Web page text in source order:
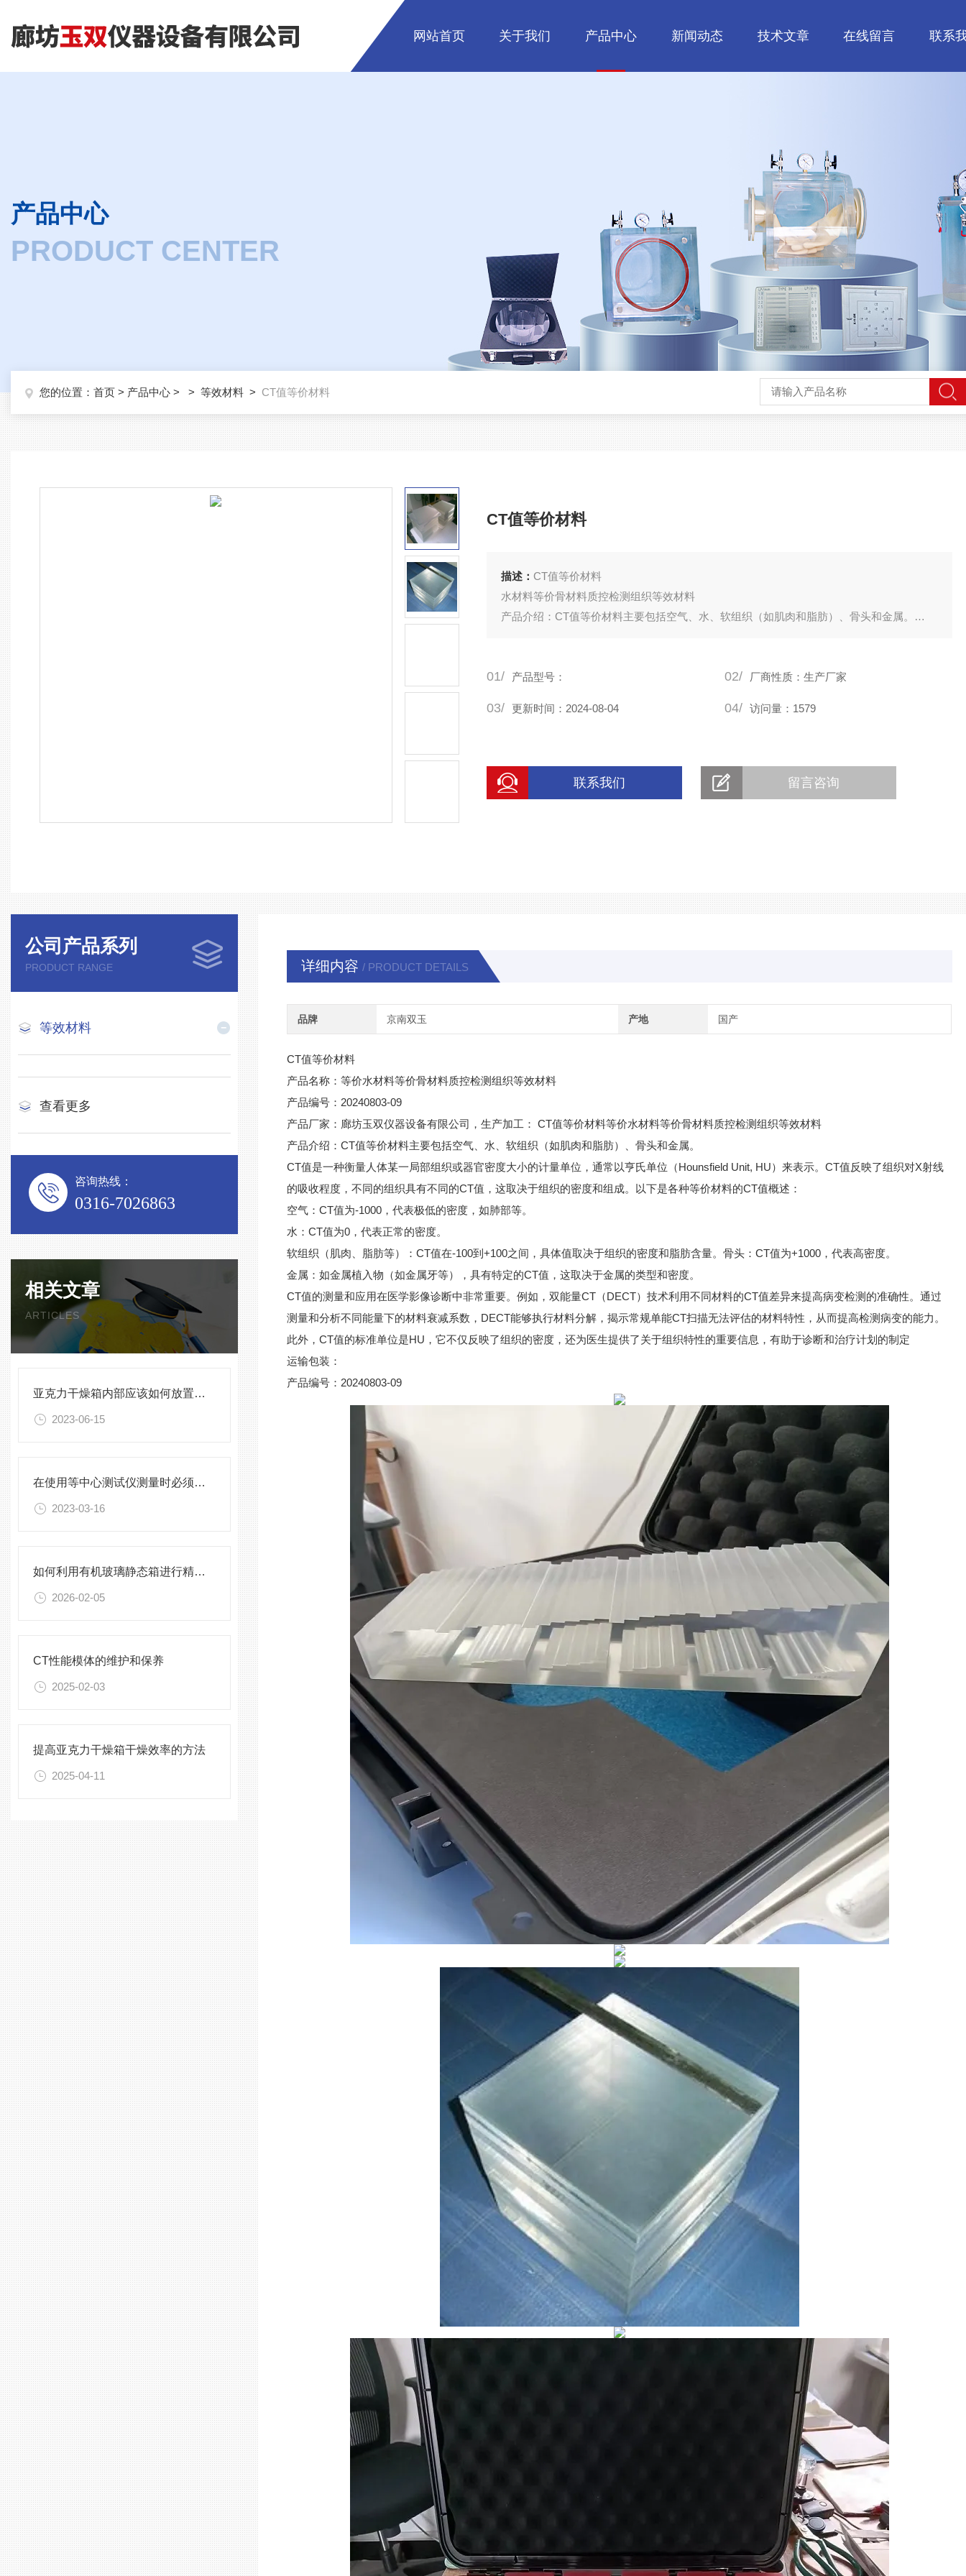
网站首页 关于我们 产品中心 新闻动态 技术文章 在线留言 联系
产品中心
PRODUCT CENTER
您的位置： 首页 > 产品中心 > > 等效材料 > CT值等价材料
CT值等价材料
描述：CT值等价材料
水材料等价骨材料质控检测组织等效材料
产品介绍：CT值等价材料主要包括空气、水、软组织（如肌肉和脂肪）、骨头和金属。
01/ 产品型号： 02/ 厂商性质：生产厂家
03/ 更新时间：2024-08-04 04/ 访问量：1579
联系我们 留言咨询
公司产品系列
PRODUCT RANGE
等效材料
查看更多
咨询热线：
0316-7026863
相关文章
ARTICLES
亚克力干燥箱内部应该如何放置被试样品？
2023-06-15
在使用等中心测试仪测量时必须按照标准进行
2023-03-16
如何利用有机玻璃静态箱进行精确的环境模拟观测？
2026-02-05
CT性能模体的维护和保养
2025-02-03
提高亚克力干燥箱干燥效率的方法
2025-04-11
详细内容 / PRODUCT DETAILS
品牌 京南双玉 产地 国产
CT值等价材料
产品名称：等价水材料等价骨材料质控检测组织等效材料
产品编号： 20240803-09
产品厂家：廊坊玉双仪器设备有限公司，生产加工： CT值等价材料等价水材料等价骨材料质控检测组织等效材料
产品介绍：CT值等价材料主要包括空气、 水、软组织（如肌肉和脂肪） 、骨头和金属。
CT值是一种衡量人体某一局部组织或器官密度大小的计量单位，通常以亨氏单位（Hounsfield Unit, HU）来表示。CT值反映了组织对X射线
的吸收程度，不同的组织具有不同的CT值，这取决于组织的密度和组成。 以下是各种等价材料的CT值概述：
空气：CT值为-1000 ，代表极低的密度，如肺部等。
水：CT值为0 ，代表正常的密度。
软组织（ 肌肉、 脂肪等） ：CT值在-100到+100之间，具体值取决于组织的密度和脂肪含量。骨头：CT值为+1000 ，代表高密度。
金属：如金属植入物（如金属牙等） ，具有特定的CT值，这取决于金属的类型和密度。
CT值的测量和应用在医学影像诊断中非常重要。例如，双能量CT （DECT）技术利用不同材料的CT值差异来提高病变检测的准确性。通过
测量和分析不同能量下的材料衰减系数， DECT能够执行材料分解，揭示常规单能CT扫描无法评估的材料特性， 从而提高检测病变的能力。
此外，CT值的标准单位是HU ，它不仅反映了组织的密度，还为医生提供了关于组织特性的重要信息，有助于诊断和治疗计划的制定
运输包装：
产品编号： 20240803-09